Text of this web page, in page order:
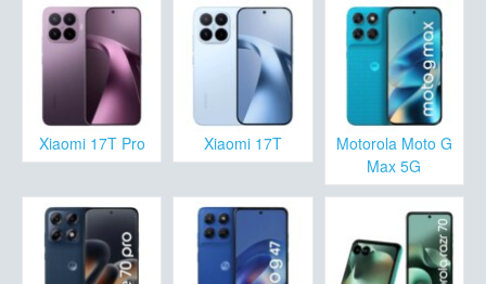
Xiaomi 17T Pro Xiaomi 17T
Motorola Moto G
Max 5G